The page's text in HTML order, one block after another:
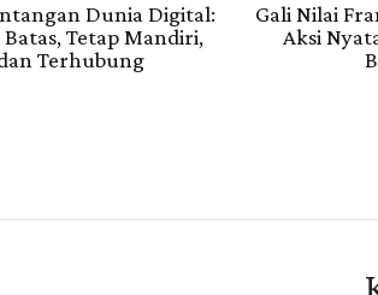
Dunia Digital:
Tetap Mandiri,
Terhubung
Gali Nilai
Aksi